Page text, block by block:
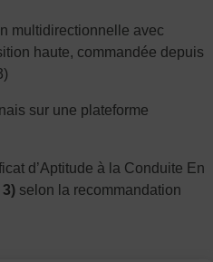
multidirectionnelle avec
haute, commandée depuis
sur une plateforme
d’Aptitude à la Conduite En
selon la recommandation